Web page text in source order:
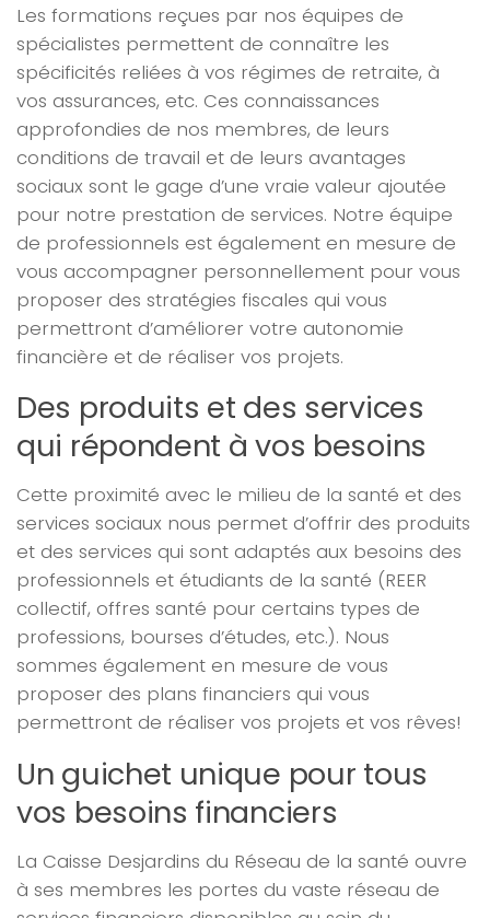
Les formations reçues par nos équipes de
spécialistes permettent de connaître les
spécificités reliées à vos régimes de retraite, à
vos assurances, etc. Ces connaissances
approfondies de nos membres, de leurs
conditions de travail et de leurs avantages
sociaux sont le gage d’une vraie valeur ajoutée
pour notre prestation de services. Notre équipe
de professionnels est également en mesure de
vous accompagner personnellement pour vous
proposer des stratégies fiscales qui vous
permettront d’améliorer votre autonomie
financière et de réaliser vos projets.
Des produits et des services
qui répondent à vos besoins
Cette proximité avec le milieu de la santé et des
services sociaux nous permet d’offrir des produits
et des services qui sont adaptés aux besoins des
professionnels et étudiants de la santé (REER
collectif, offres santé pour certains types de
professions, bourses d’études, etc.). Nous
sommes également en mesure de vous
proposer des plans financiers qui vous
permettront de réaliser vos projets et vos rêves!
Un guichet unique pour tous
vos besoins financiers
La Caisse Desjardins du Réseau de la santé ouvre
à ses membres les portes du vaste réseau de